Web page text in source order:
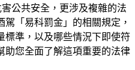
公共安全，更涉及複雜的法
「易科罰金」的相關規定，
標準，以及哪些情況下即使符
助您全面了解這項重要的法律